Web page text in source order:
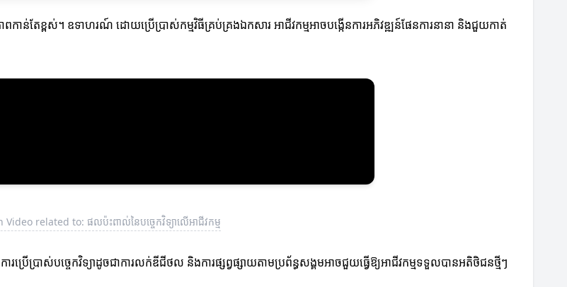
ាពកាន់តែខ្ពស់។ ឧទាហរណ៍ ដោយប្រើប្រាស់កម្មវិធីគ្រប់គ្រងឯកសារ អាជីវកម្មអាចបង្កើនការអភិវឌ្ឍន៍ផែនការនានា និងជួយកាត់
Video related to: ផលប៉ះពាល់នៃបច្ចេកវិទ្យា​លើអាជីវកម្ម
រើប្រាស់បច្ចេកវិទ្យាដូចជាការលក់ឌីជីថល និងការផ្សព្វផ្សាយតាមប្រព័ន្ធសង្គមអាចជួយធ្វើឱ្យអាជីវកម្មទទួលបានអតិថិជនថ្មីៗ